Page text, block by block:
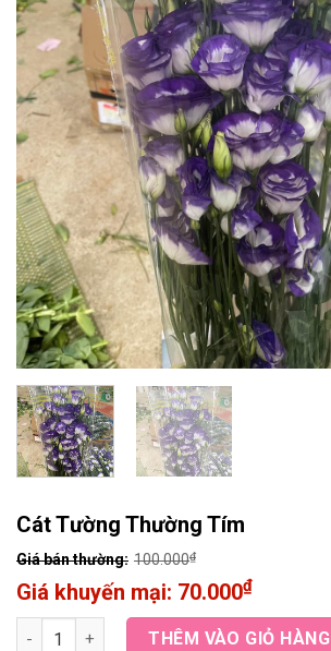
Cát Tường Thường Tím
100.000₫
70.000₫
Cát Tường Thường Tím quantity
THÊM VÀO GIỎ HÀNG